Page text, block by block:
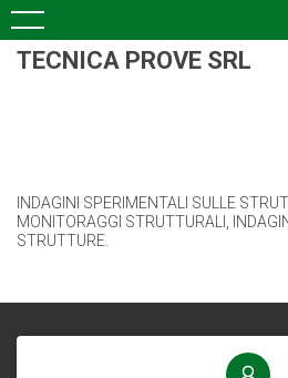
TECNICA PROVE SRL
INDAGINI SPERIMENTALI SULLE
MONITORAGGI STRUTTURALI,
STRUTTURE.